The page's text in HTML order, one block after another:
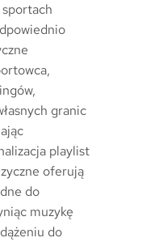
granic
playlist
oferują
do
muzykę
do